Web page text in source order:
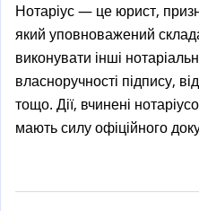
Нотаріус — це юрист,
який уповноважений
виконувати інші
власноручності підпису,
тощо. Дії, вчинені
мають силу офіційного